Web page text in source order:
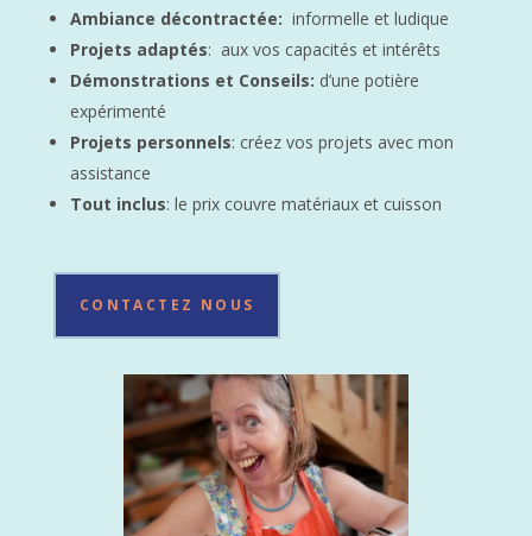
Ambiance décontractée: informelle et ludique
Projets adaptés: aux vos capacités et intérêts
Démonstrations et Conseils: d’une potière
expérimenté
Projets personnels: créez vos projets avec mon
assistance
Tout inclus: le prix couvre matériaux et cuisson
CONTACTEZ NOUS